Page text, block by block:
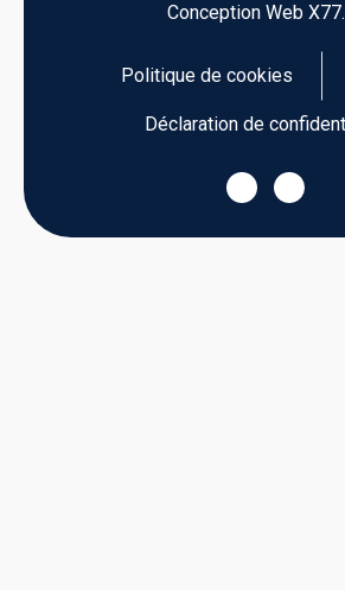
Conception Web
Politique de cookies
Déclaration de